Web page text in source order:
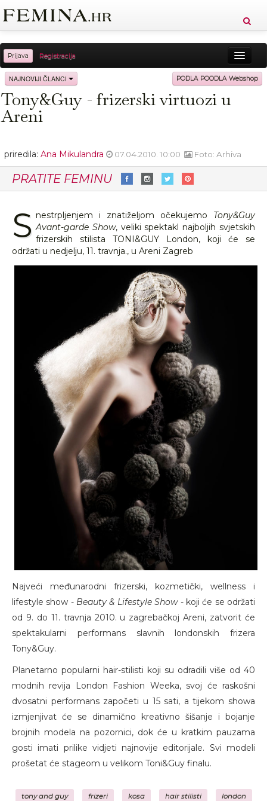
Prijava Registracija
Sreća Zdravlje Vitkost
Moda Ljubav Relax Putovanja Recepti
NAJNOVIJI ČLANCI PODLA POODLA Webshop
Tony&Guy - frizerski virtuozi u
Areni
priredila: Ana Mikulandra 07.04.2010. 10:00 Foto: Arhiva
PRATITE FEMINU
S nestrpljenjem i znatiželjom očekujemo Tony&Guy
Avant-garde Show, veliki spektakl najboljih svjetskih
frizerskih stilista TONI&GUY London, koji će se
održati u nedjelju, 11. travnja., u Areni Zagreb
Najveći međunarodni frizerski, kozmetički, wellness i
lifestyle show - Beauty & Lifestyle Show- koji će se održati
od 9. do 11. travnja 2010. u zagrebačkoj Areni, zatvorit će
spektakularni performans slavnih londonskih frizera
Tony&Guy.
Planetarno popularni hair-stilisti koji su odradili više od 40
modnih revija London Fashion Weeka, svoj će raskošni
dvosatni performans započeti u 15 sati, a tijekom showa
izmjenjivat će se dinamično kreativno šišanje i bojanje
brojnih modela na pozornici, dok će u kratkim pauzama
gosti imati prilike vidjeti najnovije editorijale. Svi modeli
prošetat će stageom u velikom Toni&Guy finalu.
tony and guy frizeri kosa hair stilisti london